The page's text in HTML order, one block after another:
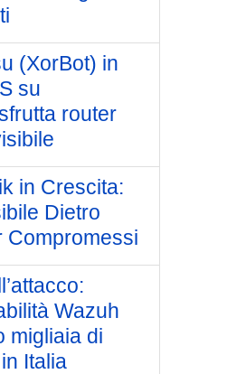
(XorBot) in
su
router
in Crescita:
Dietro
Compromessi
Wazuh
migliaia di
Italia